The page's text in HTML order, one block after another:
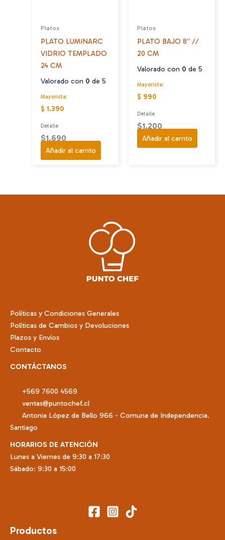
Platos
PLATO LUMINARC
VIDRIO TEMPLADO
24 CM
Valorado con 0 de 5
Mayorista:
$ 1.390
Detalle
$1.690
Añadir al carrito
Platos
PLATO BAJO 8″ //
20 CM
Valorado con 0 de 5
Mayorista:
$ 990
Detalle
$1.200
Añadir al carrito
Políticas y Condiciones Generales
Políticas de Cambios y Devoluciones
Plazos y Envíos
Contacto
CONTÁCTANOS
+569 7600 4569
ventas@puntochef.cl
Antonia López de Bello 966 - Comuna de Independencia.
Santiago
HORARIOS DE ATENCIÓN
Lunes a Viernes de 9:30 a 17:30
Sábado: 9:30 a 15:00
Productos